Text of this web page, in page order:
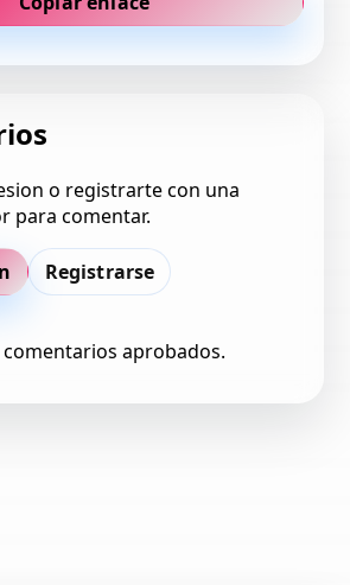
o registrarte con una
para comentar.
Registrarse
comentarios aprobados.